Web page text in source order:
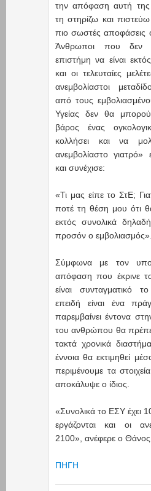
την απόφαση αυτή της
τη στηρίζω και
πιο σωστές αποφάσεις
Άνθρωποι που δεν
επιστήμη να είναι
και οι τελευταίες
ανεμβολίαστοι
από τους
Υγείας δεν θα
βάρος ένας
κολλήσει και να
ανεμβολίαστο
και συνέχισε:
«Τι μας είπε το ΣτΕ;
ποτέ τη θέση μου ότι
εκτός συνολικά
προσόν ο εμβολιασμός».
Σύμφωνα με τον
απόφαση που έκρινε
είναι συνταγματικό
επειδή είναι ένα
παρεμβαίνει έντονα
του ανθρώπου θα
τακτά χρονικά
έννοια θα εκτιμηθεί
περιμένουμε τα
αποκάλυψε ο ίδιος.
«Συνολικά το ΕΣΥ έχει
εργάζονται και οι
2100», ανέφερε ο Θάνος
ΠΗΓΗ